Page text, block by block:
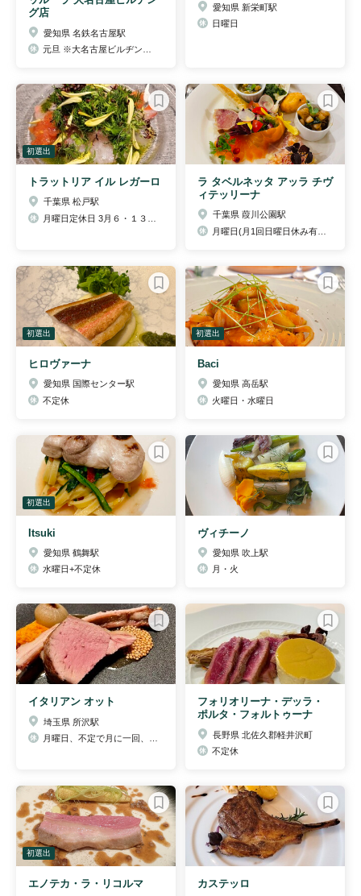
グ店
愛知県 名鉄名古屋駅
愛知県 新栄町駅
日曜日
初選出
トラットリア イル レガーロ
千葉県 松戸駅
ラ タベルネッタ アッラ チヴ
ィテッリーナ
千葉県 葭川公園駅
初選出
ヒロヴァーナ
愛知県 国際センター駅
不定休
初選出
Baci
愛知県 高岳駅
火曜日・水曜日
初選出
Itsuki
愛知県 鶴舞駅
水曜日+不定休
ヴィチーノ
愛知県 吹上駅
月・火
イタリアン オット
埼玉県 所沢駅
フォリオリーナ・デッラ・
ポルタ・フォルトゥーナ
長野県 北佐久郡軽井沢町
不定休
初選出
エノテカ・ラ・リコルマ カステッロ